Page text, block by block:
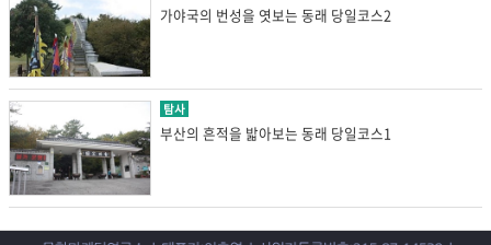
가야국의 번성을 엿보는 동래 당일코스2
탐사
부산의 흔적을 밟아보는 동래 당일코스1